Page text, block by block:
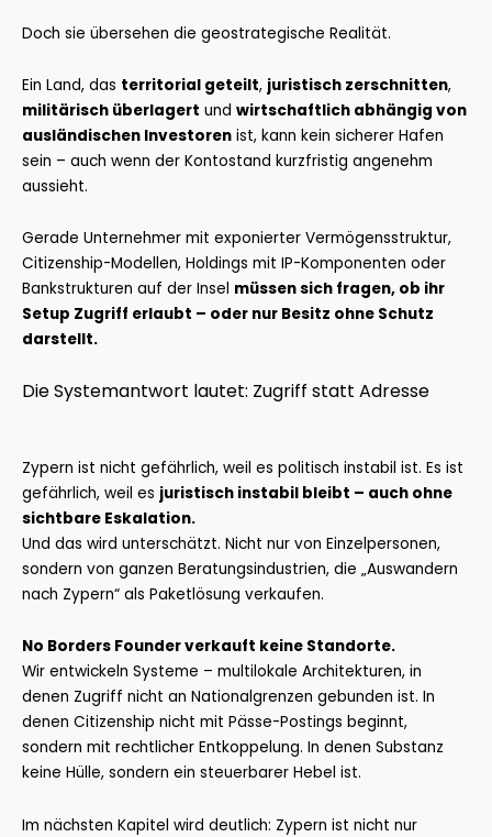
Doch sie übersehen die geostrategische Realität.
Ein Land, das territorial geteilt, juristisch zerschnitten,
militärisch überlagert und wirtschaftlich abhängig von
ausländischen Investoren ist, kann kein sicherer Hafen
sein – auch wenn der Kontostand kurzfristig angenehm
aussieht.
Gerade Unternehmer mit exponierter Vermögensstruktur,
Citizenship-Modellen, Holdings mit IP-Komponenten oder
Bankstrukturen auf der Insel müssen sich fragen, ob ihr
Setup Zugriff erlaubt – oder nur Besitz ohne Schutz
darstellt.
Die Systemantwort lautet: Zugriff statt Adresse
Zypern ist nicht gefährlich, weil es politisch instabil ist. Es ist
gefährlich, weil es juristisch instabil bleibt – auch ohne
sichtbare Eskalation.
Und das wird unterschätzt. Nicht nur von Einzelpersonen,
sondern von ganzen Beratungsindustrien, die „Auswandern
nach Zypern“ als Paketlösung verkaufen.
No Borders Founder verkauft keine Standorte.
Wir entwickeln Systeme – multilokale Architekturen, in
denen Zugriff nicht an Nationalgrenzen gebunden ist. In
denen Citizenship nicht mit Pässe-Postings beginnt,
sondern mit rechtlicher Entkoppelung. In denen Substanz
keine Hülle, sondern ein steuerbarer Hebel ist.
Im nächsten Kapitel wird deutlich: Zypern ist nicht nur